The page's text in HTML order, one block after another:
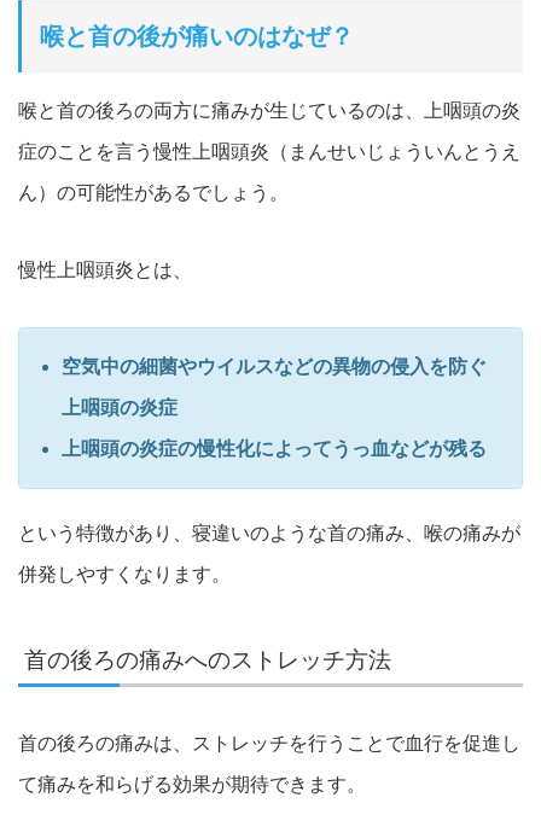
喉と首の後が痛いのはなぜ？
喉と首の後ろの両方に痛みが生じているのは、
上咽頭の炎
症のことを言う慢性上咽頭炎（まんせいじょういんとうえ
ん）の可能性があるでしょう。
慢性上咽頭炎とは、
空気中の細菌やウイルスなどの異物の侵入を防ぐ
上咽頭の炎症
上咽頭の炎症の慢性化によってうっ血などが残る
という特徴があり、寝違いのような首の痛み、 喉の痛みが
併発しやすくなります。
首の後ろの痛みへのストレッチ方法
首の後ろの痛みは、
ストレッチを行うことで血行を促進し
て痛みを和らげる効果が期待できます。